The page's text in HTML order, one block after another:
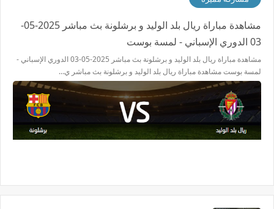
مشاهدة مباراة ريال بلد الوليد و برشلونة بث مباشر 2025-05-
03 الدوري الإسباني - لمسة بوست
مشاهدة مباراة ريال بلد الوليد و برشلونة بث مباشر 2025-05-03 الدوري الإسباني -
لمسة بوست مشاهدة مباراة ريال بلد الوليد و برشلونة بث مباشر ي…